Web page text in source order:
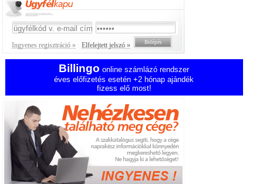
Ingyenes regisztráció » Elfelejtett jelszó »
Billingo online számlázó rendszer
éves előfizetés esetén +2 hónap ajándék
fizess elő most!